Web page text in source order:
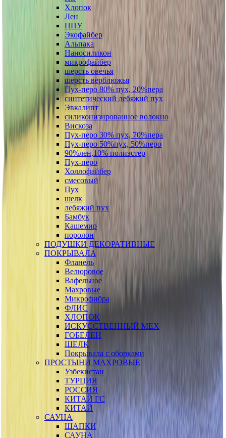
Хлопок
Лен
ППУ
Экофайбер
Альпака
Наносиликон
микрофайбер
шерсть овечья
шерсть верблюжья
Пух-перо 80% пух, 20%пера
синтетический лебяжий пух
Эвкалипт
силиконизированное волокно
Вискоза
Пух-перо 30% пух, 70%пера
Пух-перо 50%пух, 50%перо
90%лен,10% полиэстер
Пух-перо
Холлофайбер
смесовый
Пух
шелк
лебяжий пух
Бамбук
Кашемир
поролон
ПОДУШКИ ДЕКОРАТИВНЫЕ
ПОКРЫВАЛА
Фланель
Велюровое
Вафельное
Махровые
Микрофибра
ФЛИС
ХЛОПОК
ИСКУССТВЕННЫЙ МЕХ
ГОБЕЛЕН
ШЕЛК
Покрывала с оборками
ПРОСТЫНИ МАХРОВЫЕ
Узбекистан
ТУРЦИЯ
РОССИЯ
КИТАЙ ГС
КИТАЙ
САУНА
ШАПКИ
САУНА